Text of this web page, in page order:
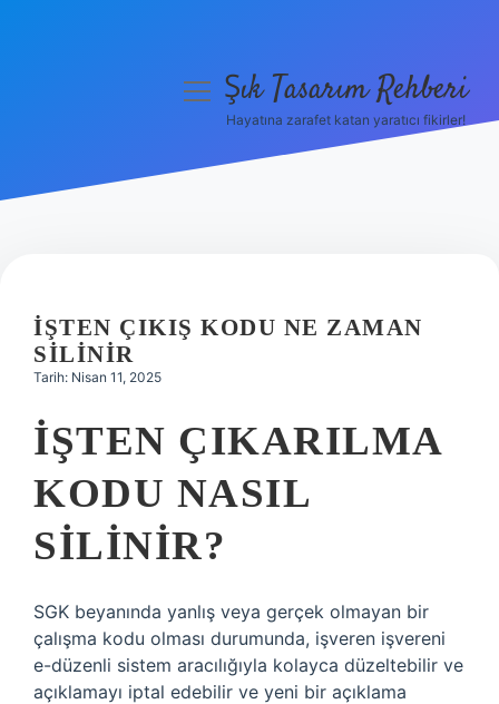
Hakkımızda
menüyüŞık Tasarım Rehberi
Hayatına zarafet katan yaratıcı fikirler!
İŞTEN ÇIKIŞ KODU NE ZAMAN
SILINIR
Tarih: Nisan 11, 2025
İŞTEN ÇIKARILMA
KODU NASIL
SILINIR?
SGK beyanında yanlış veya gerçek olmayan bir
çalışma kodu olması durumunda, işveren işvereni
e-düzenli sistem aracılığıyla kolayca düzeltebilir ve
açıklamayı iptal edebilir ve yeni bir açıklama